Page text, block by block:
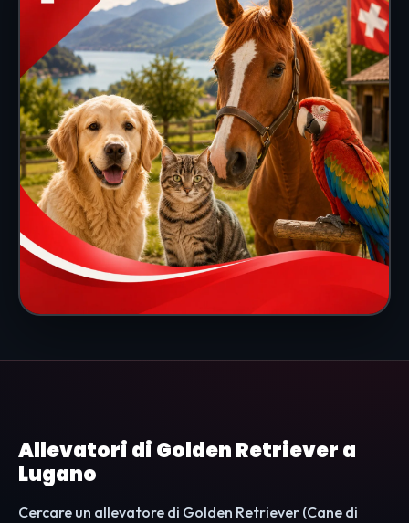
Allevatori di Golden Retriever a
Lugano
Cercare un allevatore di Golden Retriever (Cane di